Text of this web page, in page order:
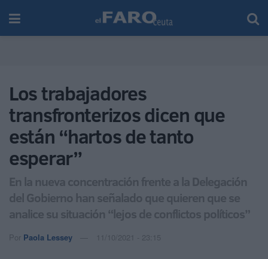
Los trabajadores
transfronterizos dicen que
están “hartos de tanto
esperar”
En la nueva concentración frente a la Delegación
del Gobierno han señalado que quieren que se
analice su situación “lejos de conflictos políticos”
Por Paola Lessey 11/10/2021 - 23:15